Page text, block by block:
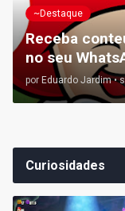
~Destaque
Receba
no seu
por Eduardo Jardim •
Curiosidades